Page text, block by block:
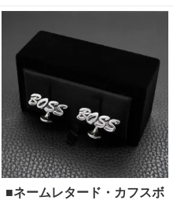
■ネームレタード・カフスボ